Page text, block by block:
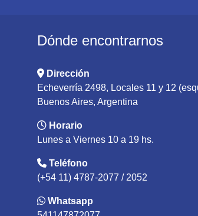
Dónde encontrarnos
Dirección
Echeverría 2498, Locales 11 y 12
Buenos Aires, Argentina
Horario
Lunes a Viernes 10 a 19 hs.
Teléfono
(+54 11) 4787-2077 / 2052
Whatsapp